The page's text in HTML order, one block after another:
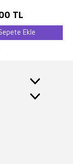
TL
Ekle